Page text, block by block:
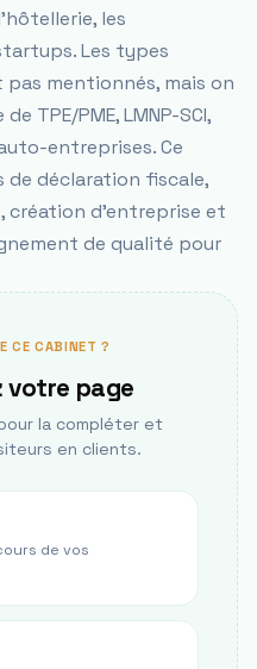
les
Les types
mentionnés, mais on
TPE/PME, LMNP-SCI,
entreprises. Ce
de déclaration fiscale,
création d'entreprise et
de qualité pour
CE CABINET ?
votre page
la compléter et
en clients.
de vos